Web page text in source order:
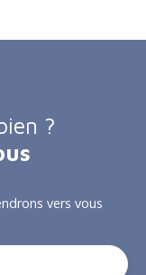
?
vers vous